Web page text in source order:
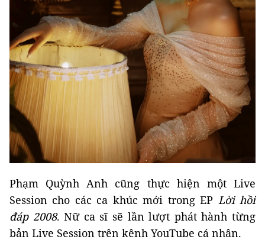
Phạm Quỳnh Anh cũng thực hiện một Live
Session cho các ca khúc mới trong EP Lời hồi
đáp 2008. Nữ ca sĩ sẽ lần lượt phát hành từng
bản Live Session trên kênh YouTube cá nhân.